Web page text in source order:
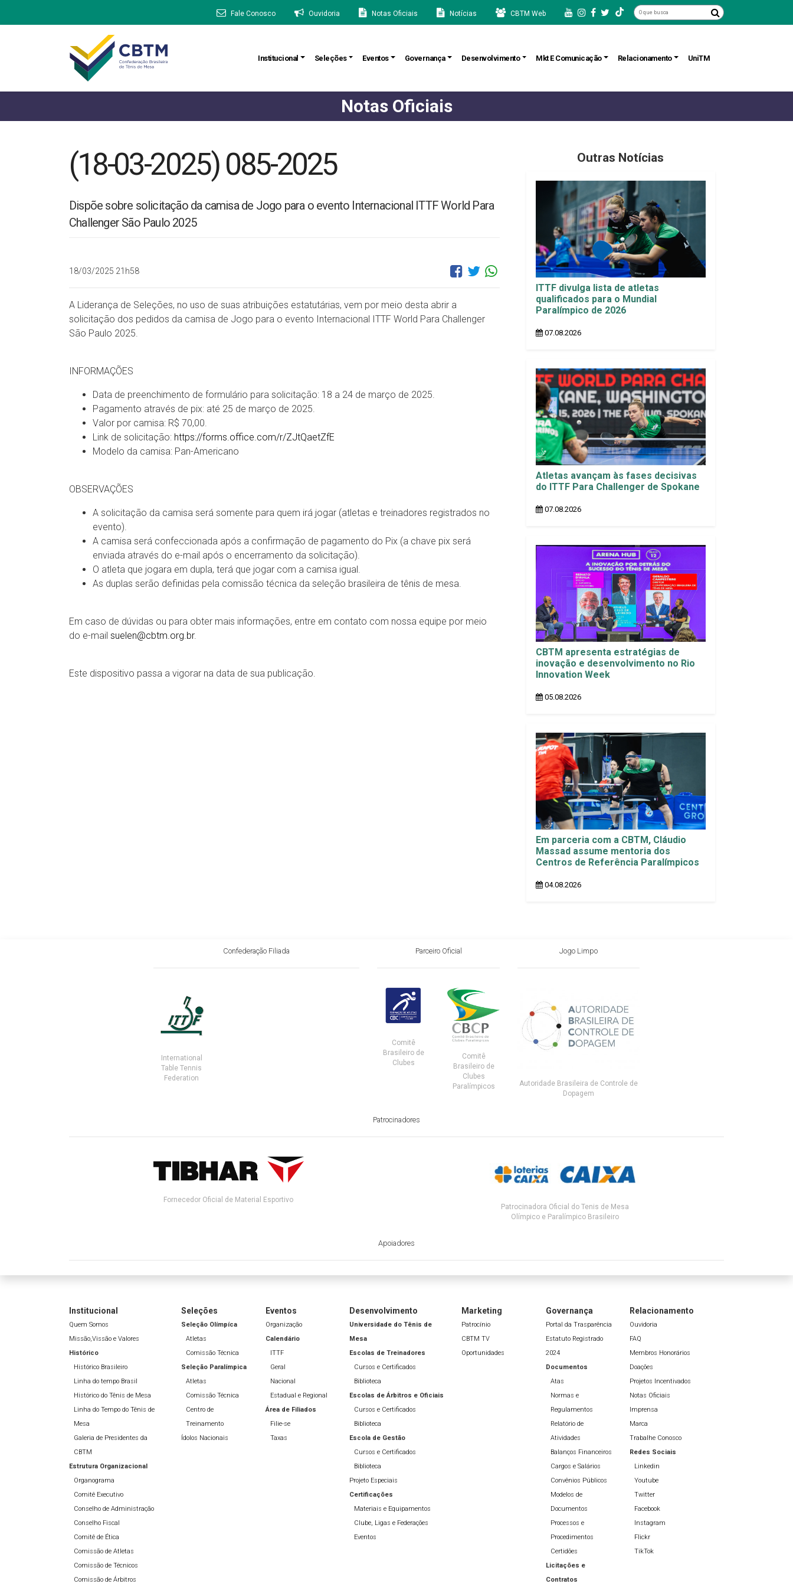
Fale Conosco Ouvidoria Notas Oficiais Notícias CBTM Web
Institucional Seleções Eventos Governança Desenvolvimento Mkt E Comunicação Relacionamento UniTM
Notas Oficiais
(18-03-2025) 085-2025
Dispõe sobre solicitação da camisa de Jogo para o evento Internacional ITTF World Para
Challenger São Paulo 2025
18/03/2025 21h58
A Liderança de Seleções, no uso de suas atribuições estatutárias, vem por meio desta abrir a
solicitação dos pedidos da camisa de Jogo para o evento Internacional ITTF World Para Challenger
São Paulo 2025.
INFORMAÇÕES
Data de preenchimento de formulário para solicitação: 18 a 24 de março de 2025.
Pagamento através de pix: até 25 de março de 2025.
Valor por camisa: R$ 70,00.
Link de solicitação: https://forms.office.com/r/ZJtQaetZfE
Modelo da camisa: Pan-Americano
OBSERVAÇÕES
A solicitação da camisa será somente para quem irá jogar (atletas e treinadores registrados no
evento).
A camisa será confeccionada após a confirmação de pagamento do Pix (a chave pix será
enviada através do e-mail após o encerramento da solicitação).
O atleta que jogara em dupla, terá que jogar com a camisa igual.
As duplas serão definidas pela comissão técnica da seleção brasileira de tênis de mesa.
Em caso de dúvidas ou para obter mais informações, entre em contato com nossa equipe por meio
do e-mail suelen@cbtm.org.br.
Este dispositivo passa a vigorar na data de sua publicação.
Outras Notícias
ITTF divulga lista de atletas
qualificados para o Mundial
Paralímpico de 2026
07.08.2026
Atletas avançam às fases decisivas
do ITTF Para Challenger de Spokane
07.08.2026
CBTM apresenta estratégias de
inovação e desenvolvimento no Rio
Innovation Week
05.08.2026
Em parceria com a CBTM, Cláudio
Massad assume mentoria dos
Centros de Referência Paralímpicos
04.08.2026
Confederação Filiada
International
Table Tennis
Federation
Parceiro Oficial
Comitê
Brasileiro de
Clubes
Comitê
Brasileiro de
Clubes
Paralímpicos
Jogo Limpo
Autoridade Brasileira de Controle de
Dopagem
Patrocinadores
Fornecedor Oficial de Material Esportivo
Patrocinadora Oficial do Tenis de Mesa
Olímpico e Paralímpico Brasileiro
Apoiadores
Institucional
Quem Somos
Missão,Vissão e Valores
Histórico
Histórico Brasileiro
Linha do tempo Brasil
Histórico do Tênis de Mesa
Linha do Tempo do Tênis de
Mesa
Galeria de Presidentes da
CBTM
Estrutura Organizacional
Organograma
Comitê Executivo
Conselho de Administração
Conselho Fiscal
Comitê de Ética
Comissão de Atletas
Comissão de Técnicos
Comissão de Árbitros
Seleções
Seleção Olímpíca
Atletas
Comissão Técnica
Seleção Paralímpica
Atletas
Comissão Técnica
Centro de
Treinamento
Ídolos Nacionais
Eventos
Organização
Calendário
ITTF
Geral
Nacional
Estadual e Regional
Área de Filiados
Filie-se
Taxas
Desenvolvimento
Universidade do Tênis de
Mesa
Escolas de Treinadores
Cursos e Certificados
Biblioteca
Escolas de Árbitros e Oficiais
Cursos e Certificados
Biblioteca
Escola de Gestão
Cursos e Certificados
Biblioteca
Projeto Especiais
Certificações
Materiais e Equipamentos
Clube, Ligas e Federações
Eventos
Marketing
Patrocínio
CBTM TV
Oportunidades
Governança
Portal da Trasparência
Estatuto Registrado
2024
Documentos
Atas
Normas e
Regulamentos
Relatório de
Atividades
Balanços Financeiros
Cargos e Salários
Convênios Públicos
Modelos de
Documentos
Processos e
Procedimentos
Certidões
Licitações e
Contratos
Relacionamento
Ouvidoria
FAQ
Membros Honorários
Doações
Projetos Incentivados
Notas Oficiais
Imprensa
Marca
Trabalhe Conosco
Redes Sociais
Linkedin
Youtube
Twitter
Facebook
Instagram
Flickr
TikTok